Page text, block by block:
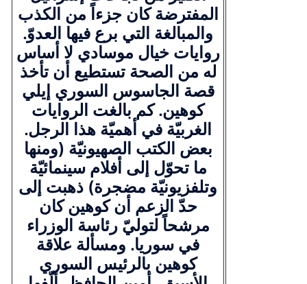
المفترضة كان جزءاً من الكذب
والمبالغة التي برع فيها العدوّ.
روايات خيال موسادي لا أساس
له من الصحة تستطيع أن تأخذ
قصة الجاسوس السوري إيلي
كوهين. كم بالغت الروايات
الغربيّة في أهميّة هذا الرجل.
بعض الكتب الصهيونيّة (ومنها
ما تحوّل إلى أفلام سينمائيّة
وتلفزيونيّة مضجرة) ذهبت إلى
حدّ الزعم أن كوهين كان
مرشحاً لتوليّ رئاسة الوزراء
في سوريا. ومسألة علاقة
كوهين بالرئيس السوري